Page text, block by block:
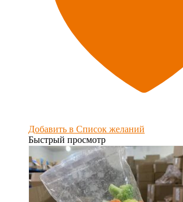
Добавить в Список желаний
Быстрый просмотр